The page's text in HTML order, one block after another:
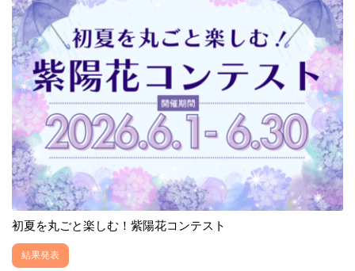
初夏を丸ごと楽しむ！紫陽花コンテスト
結果発表